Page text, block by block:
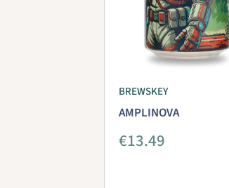
BREWSKEY
AMPLINOVA
Aanbiedingsprijs
€13.49